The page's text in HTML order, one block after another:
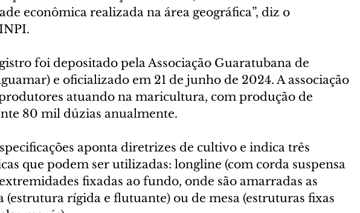
econômica realizada na área geográfica”, diz o
foi depositado pela Associação Guaratubana de
e oficializado em 21 de junho de 2024. A associação
atuando na maricultura, com produção de
80 mil dúzias anualmente.
aponta diretrizes de cultivo e indica três
que podem ser utilizadas: longline (com corda suspensa
fixadas ao fundo, onde são amarradas as
(estrutura rígida e flutuante) ou de mesa (estruturas fixas